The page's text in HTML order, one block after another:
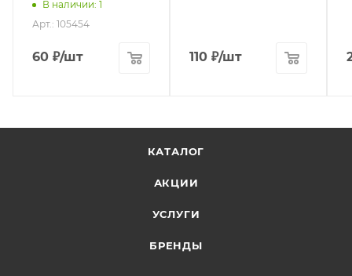
В наличии: 1
Арт.: 105454
60 ₽/шт 110 ₽/шт
КАТАЛОГ
АКЦИИ
УСЛУГИ
БРЕНДЫ